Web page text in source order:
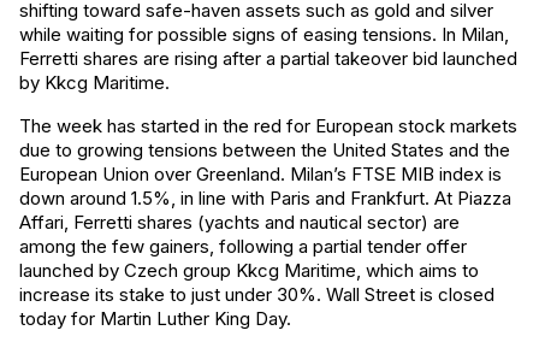
shifting toward safe-haven assets such as gold and silver
while waiting for possible signs of easing tensions. In Milan,
Ferretti shares are rising after a partial takeover bid launched
by Kkcg Maritime.
The week has started in the red for European stock markets
due to growing tensions between the United States and the
European Union over Greenland. Milan’s FTSE MIB index is
down around 1.5%, in line with Paris and Frankfurt. At Piazza
Affari, Ferretti shares (yachts and nautical sector) are
among the few gainers, following a partial tender offer
launched by Czech group Kkcg Maritime, which aims to
increase its stake to just under 30%. Wall Street is closed
today for Martin Luther King Day.